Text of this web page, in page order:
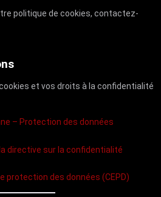
politique de cookies, contactez-
et vos droits à la confidentialité
– Protection des données
la directive sur la confidentialité
protection des données (CEPD)